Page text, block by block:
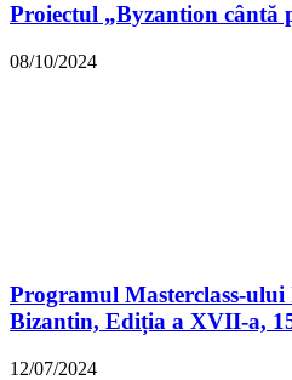
Proiectul „Byzantion cântă
08/10/2024
Programul Masterclass-
Bizantin, Ediția a XVII-a,
12/07/2024